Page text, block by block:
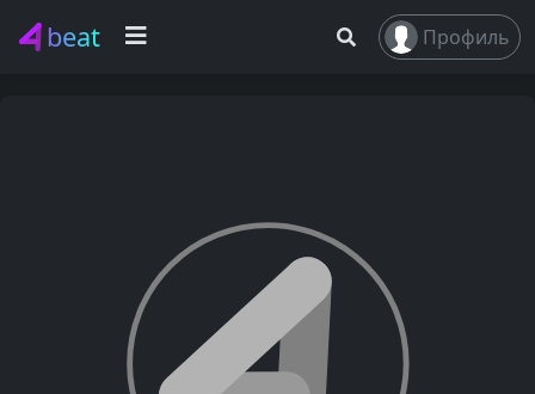
beat Профиль